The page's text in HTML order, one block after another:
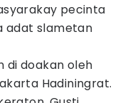
pecinta
adat slametan
di doakan oleh
Hadiningrat.